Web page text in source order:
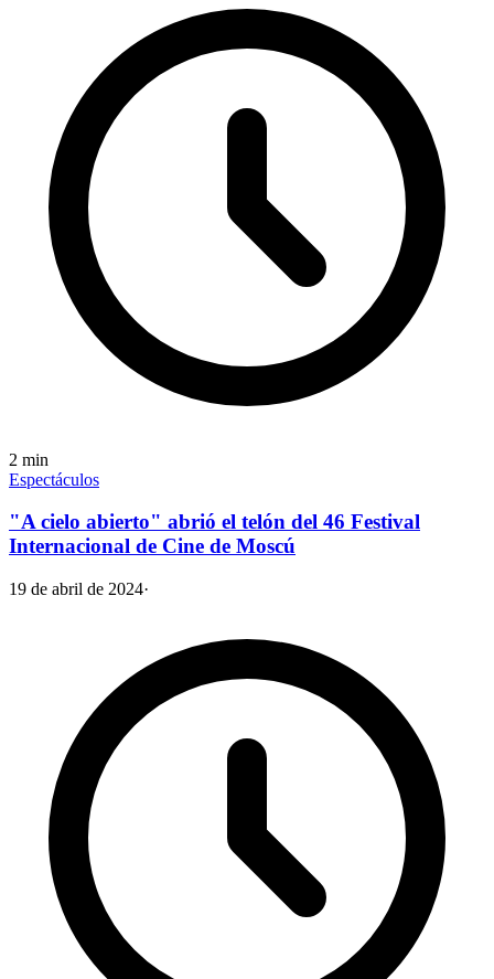
2 min
Espectáculos
"A cielo abierto" abrió el telón del 46 Festival
Internacional de Cine de Moscú
19 de abril de 2024·